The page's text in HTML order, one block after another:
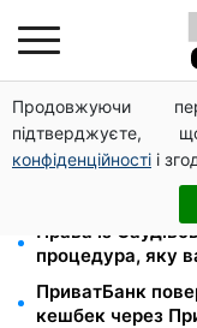
Продовжуючи
конфіденційності і
Тарифи на воду
сягнути 15 грн:
Субсидії
ПФУ перевіряє
Права із
процедура, яку
ПриватБанк
кешбек через